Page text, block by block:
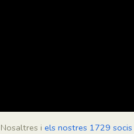
Nosaltres i els nostres 1729 socis